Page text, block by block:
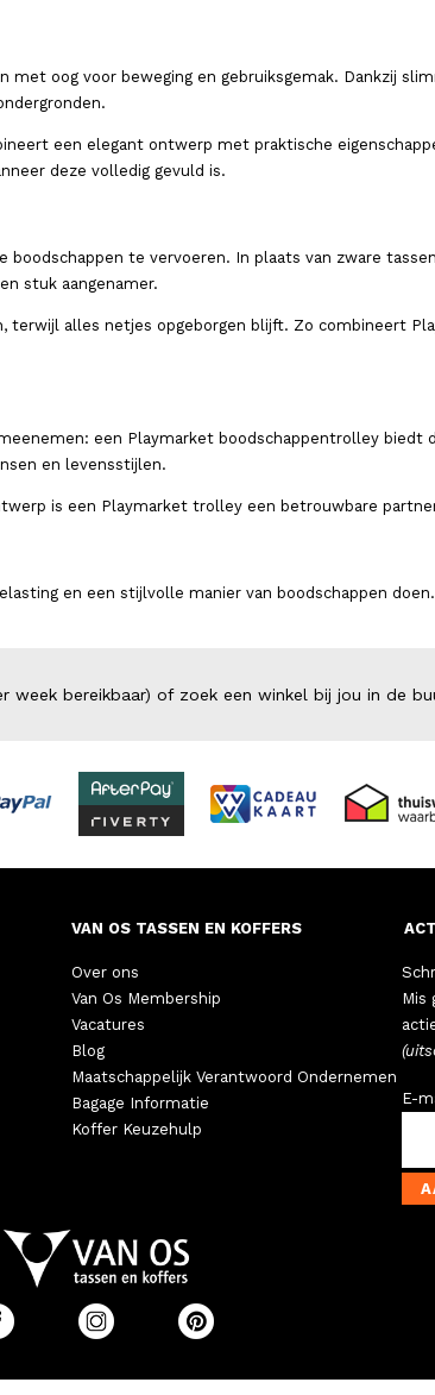
oog voor beweging en gebruiksgemak. Dankzij
een elegant ontwerp met praktische
deze volledig gevuld is.
te vervoeren. In plaats van zware
stuk aangenamer.
alles netjes opgeborgen blijft. Zo combineert
een Playmarket boodschappentrolley
en levensstijlen.
is een Playmarket trolley een betrouwbare
en een stijlvolle manier van boodschappen
week bereikbaar) of zoek een winkel bij jou in de
VAN OS TASSEN EN KOFFERS
Over ons
Van Os Membership
Vacatures
Blog
Maatschappelijk Verantwoord Ondernemen
Bagage Informatie
Koffer Keuzehulp
Mis
E-